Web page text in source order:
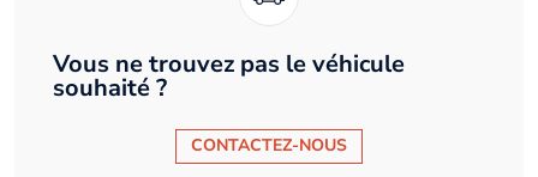
Vous ne trouvez pas le véhicule
souhaité ?
CONTACTEZ-NOUS